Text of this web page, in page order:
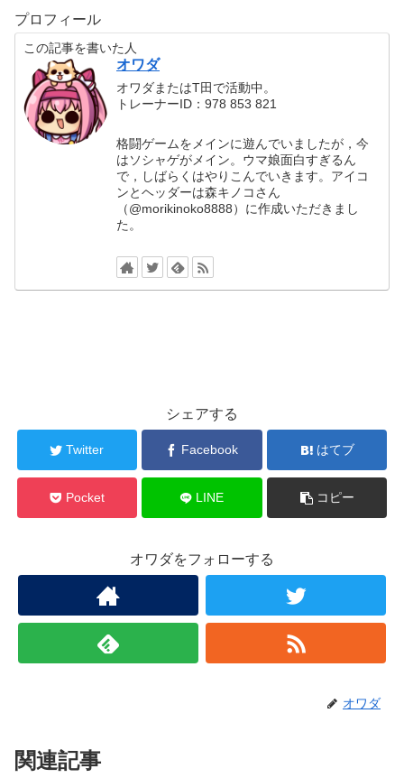
プロフィール
この記事を書いた人
オワダ
オワダまたはT田で活動中。
トレーナーID：978 853 821
格闘ゲームをメインに遊んでいましたが，今
はソシャゲがメイン。ウマ娘面白すぎるん
で，しばらくはやりこんでいきます。アイコ
ンとヘッダーは森キノコさん
（@morikinoko8888）に作成いただきまし
た。
シェアする
Twitter Facebook はてブ
Pocket LINE コピー
オワダをフォローする
オワダ
関連記事